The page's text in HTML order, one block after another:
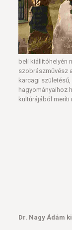
beli kiállítóhelyén
szobrászművész
karcagi
hagyományaihoz
kultúrájából meríti
Dr. Nagy Ádám